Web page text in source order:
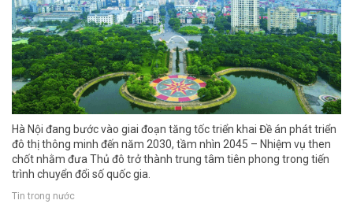
Hà Nội đang bước vào giai đoạn tăng tốc triển khai Đề án phát triển
đô thị thông minh đến năm 2030, tầm nhìn 2045 – Nhiệm vụ then
chốt nhằm đưa Thủ đô trở thành trung tâm tiên phong trong tiến
trình chuyển đổi số quốc gia.
Tin trong nước